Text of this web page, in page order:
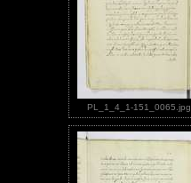
PL_1_4_1-151_0065.jpg